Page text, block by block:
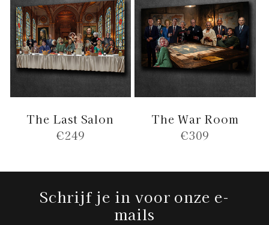
The Last Salon
Normale
€249
The War Room
Normale
€309
Schrijf je in voor onze e-
mails